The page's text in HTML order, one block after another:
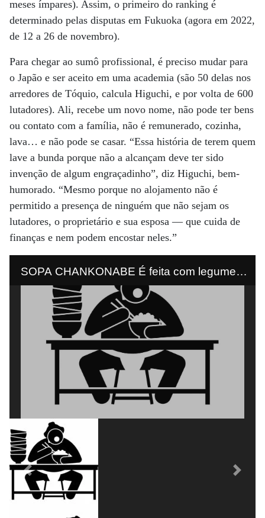
meses ímpares). Assim, o primeiro do ranking é
determinado pelas disputas em Fukuoka (agora em 2022,
de 12 a 26 de novembro).
Para chegar ao sumô profissional, é preciso mudar para
o Japão e ser aceito em uma academia (são 50 delas nos
arredores de Tóquio, calcula Higuchi, e por volta de 600
lutadores). Ali, recebe um novo nome, não pode ter bens
ou contato com a família, não é remunerado, cozinha,
lava… e não pode se casar. “Essa história de terem quem
lave a bunda porque não a alcançam deve ter sido
invenção de algum engraçadinho”, diz Higuchi, bem-
humorado. “Mesmo porque no alojamento não é
permitido a presença de ninguém que não sejam os
lutadores, o proprietário e sua esposa — que cuida de
finanças e nem podem encostar neles.”
SOPA CHANKONABE É feita com legumes.
Dias antes das competições, lutadores não
comem carne de bichos quadrúpedes, para
não cair de quatro no ringue...
Previous Next